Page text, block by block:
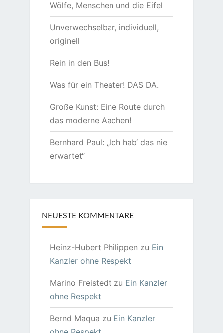
Wölfe, Menschen und die Eifel
Unverwechselbar, individuell,
originell
Rein in den Bus!
Was für ein Theater! DAS DA.
Große Kunst: Eine Route durch
das moderne Aachen!
Bernhard Paul: „Ich hab‘ das nie
erwartet“
NEUESTE KOMMENTARE
Heinz-Hubert Philippen zu Ein
Kanzler ohne Respekt
Marino Freistedt zu Ein Kanzler
ohne Respekt
Bernd Maqua zu Ein Kanzler